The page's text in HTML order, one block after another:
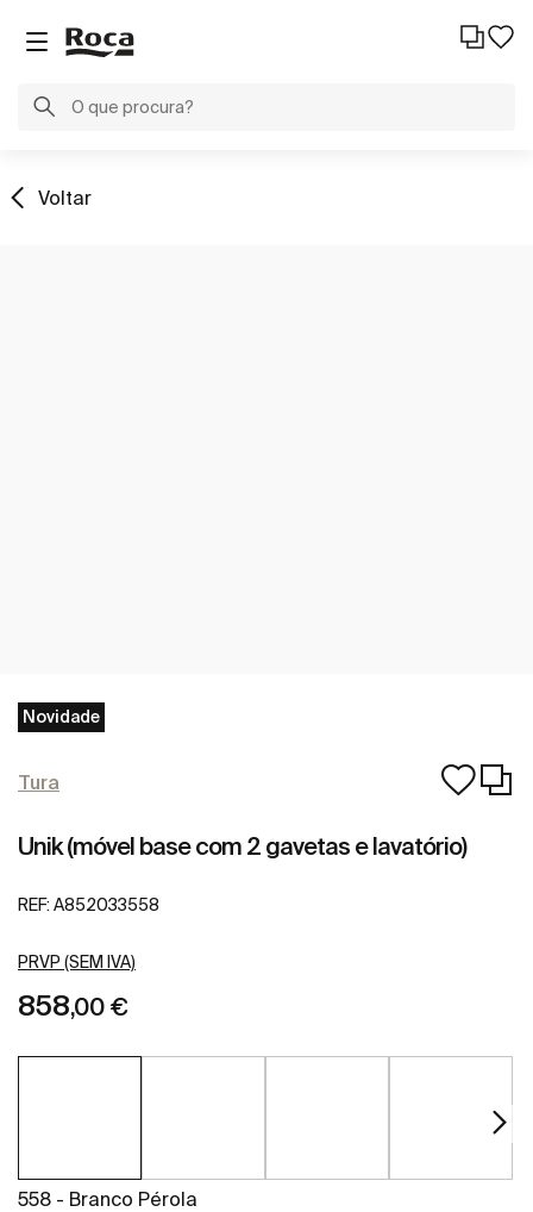
Voltar
Novidade
Tura
Unik (móvel base com 2 gavetas e lavatório)
REF: A852033558
PRVP (SEM IVA)
858,00 €
558 - Branco Pérola